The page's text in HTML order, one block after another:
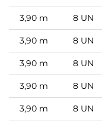
3,90 m 8 UN
3,90 m 8 UN
3,90 m 8 UN
3,90 m 8 UN
3,90 m 8 UN